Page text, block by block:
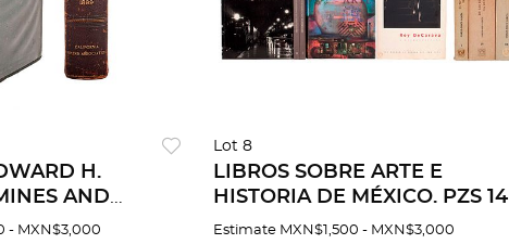
H.
AND
FRANCISCO,
- MXN$3,000
Lot 8
LIBROS SOBRE ARTE E
HISTORIA DE MÉXICO. PZS 14
Estimate MXN$1,500 - MXN$3,000